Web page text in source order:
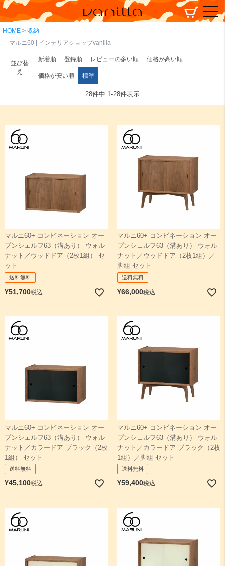
HOME
収納
マルニ60 | インテリアショップvanilla
検索
並び替
え
新着順 登録順 レビューの多い順 価格が高い順
価格が安い順 標準
28件中 1-28件表示
マルニ60+ コンビネーション オー
プンシェルフ63（溝あり） ウォル
ナット／ウッドドア（2枚1組） セ
ット
送料無料
¥51,700税込
マルニ60+ コンビネーション オー
プンシェルフ63（溝あり） ウォル
ナット／ウッドドア（2枚1組）／
脚組 セット
送料無料
¥66,000税込
マルニ60+ コンビネーション オー
プンシェルフ63（溝あり） ウォル
ナット／カラードア ブラック（2枚
1組） セット
送料無料
¥45,100税込
マルニ60+ コンビネーション オー
プンシェルフ63（溝あり） ウォル
ナット／カラードア ブラック（2枚
1組）／脚組 セット
送料無料
¥59,400税込